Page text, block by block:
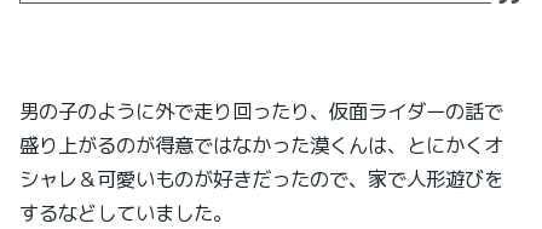
男の子のように外で走り回ったり、仮面ライダーの話で
盛り上がるのが得意ではなかった漠くんは、とにかくオ
シャレ＆可愛いものが好きだったので、家で人形遊びを
するなどしていました。